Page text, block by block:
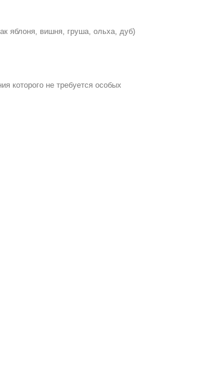
яблоня, вишня, груша, ольха, дуб)
которого не требуется особых